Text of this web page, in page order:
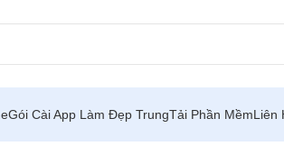
Gói Cài App Làm Đẹp TrungTải Phần MềmLiên